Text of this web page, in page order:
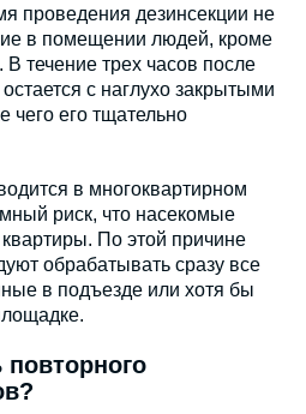
проведения дезинсекции не
в помещении людей, кроме
В течение трех часов после
с наглухо закрытыми
чего его тщательно
в многоквартирном
риск, что насекомые
По этой причине
обрабатывать сразу все
в подъезде или хотя бы
повторного